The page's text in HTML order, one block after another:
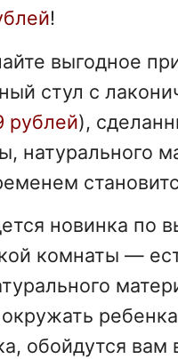
!
выгодное
стул с
рублей),
натурального
новинка по
комнаты —
обойдутся вам